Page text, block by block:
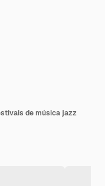
de música jazz